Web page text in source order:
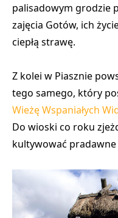
palisadowym grodzie
zajęcia Gotów, ich
ciepłą strawę.
Z kolei w Piasznie
tego samego, który
Wieżę Wspaniałych
Do wioski co roku
kultywować pradawne